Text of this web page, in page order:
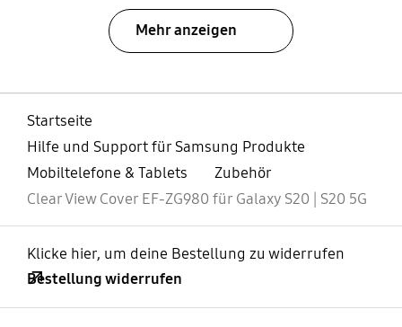
Mehr anzeigen
Startseite
Hilfe und Support für Samsung Produkte
Mobiltelefone & Tablets
Zubehör
Clear View Cover EF-ZG980 für Galaxy S20 | S20 5G
Klicke hier, um deine Bestellung zu widerrufen
Bestellung widerrufen